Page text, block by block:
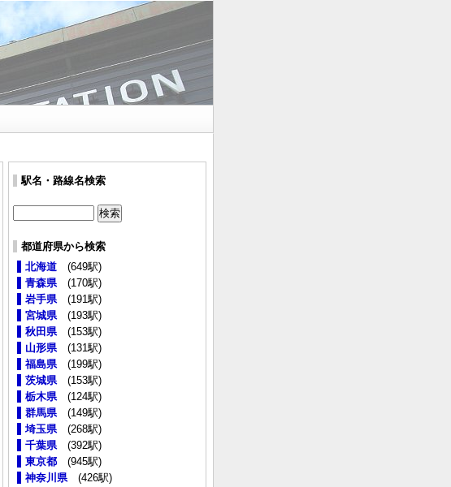
駅名・路線名検索
都道府県から検索
北海道 (649駅)
青森県(170駅)
岩手県(191駅)
宮城県(193駅)
秋田県(153駅)
山形県(131駅)
福島県(199駅)
茨城県(153駅)
栃木県(124駅)
群馬県(149駅)
埼玉県(268駅)
千葉県(392駅)
東京都 (945駅)
神奈川県(426駅)